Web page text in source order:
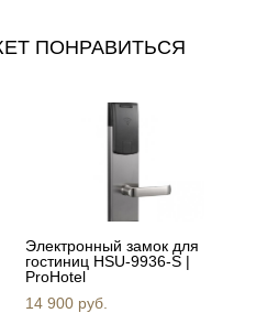
ПОНРАВИТЬСЯ
Электронный замок для
гостиниц HSU-9936-S |
ProHotel
14 900 pуб.